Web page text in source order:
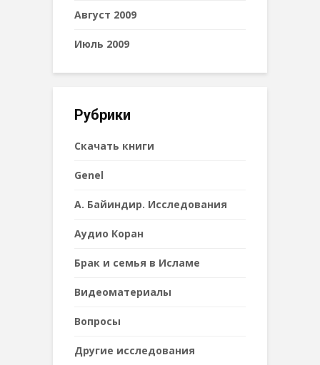
Август 2009
Июль 2009
Рубрики
Cкачать книги
Genel
А. Байиндир. Исследования
Аудио Коран
Брак и семья в Исламе
Видеоматериалы
Вопросы
Другие исследования